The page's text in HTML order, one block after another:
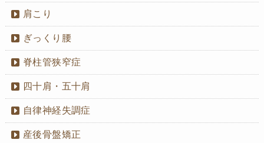
肩こり
ぎっくり腰
脊柱管狭窄症
四十肩・五十肩
自律神経失調症
産後骨盤矯正